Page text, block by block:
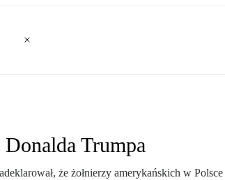
Trumpa
że żołnierzy amerykańskich w